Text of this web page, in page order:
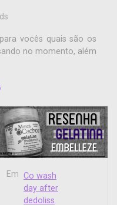
vocês quais são os
no momento, além
Em Co wash
day after
dedoliss